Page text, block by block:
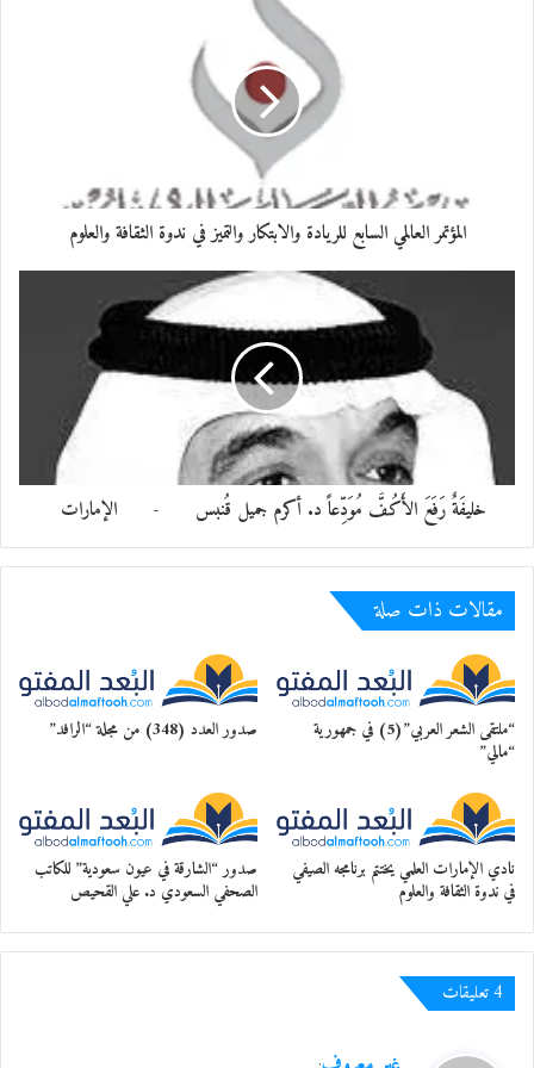
الكريمة، و إلى القيادة الرشيدة في دولة
الإمارات العربية المتحدة ، و إلى شيوخها و إلى
شعب الامارات والمقيمين على أرضها الطيبة.
رحم الله الشيخ خليفة بن زايد آل نهيان وأسكنه فسيح
جناته مع الصديقين والشهداء والصالحين وحسن أولئك
إنا لله و إنا
اليه راجعون
معجب بهذه:
المؤتمر العالمي السابع للريادة والابتكار والتميز في ندوة الثقافة والعلوم
خليفَةٌ رَفَعَ الأَكُفَّ مُوَدِّعاً د. أكرم جميل قُنبس - الإمارات
مقالات ذات صلة
“ملتقى الشعر العربي”(5) في جمهورية
“مالي”
صدور العدد (348) من مجلة “الرافد”
نادي الإمارات العلمي يختتم برنامجه الصيفي
في ندوة الثقافة والعلوم
صدور “الشارقة في عيون سعودية” للكاتب
الصحفي السعودي د. علي القحيص
‫4 تعليقات
ي